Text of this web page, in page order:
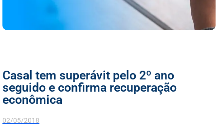
Casal tem superávit pelo 2º ano
seguido e confirma recuperação
econômica
02/05/2018